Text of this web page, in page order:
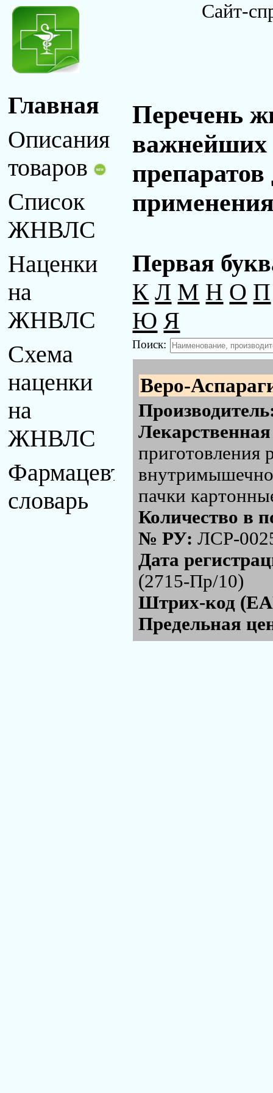
Сайт-
Главная
Описания
товаров
Список
ЖНВЛС
Наценки
на
ЖНВЛС
Схема
наценки
на
ЖНВЛС
Фармацевтический
словарь
Перечень
важнейших
Первая
К Л М Н О П
Ю Я
Поиск:
Веро-
приготовления
пачки
Количество в
№ РУ:ЛСР-
Дата
(2715-Пр/10)
Штрих-код
Предельная